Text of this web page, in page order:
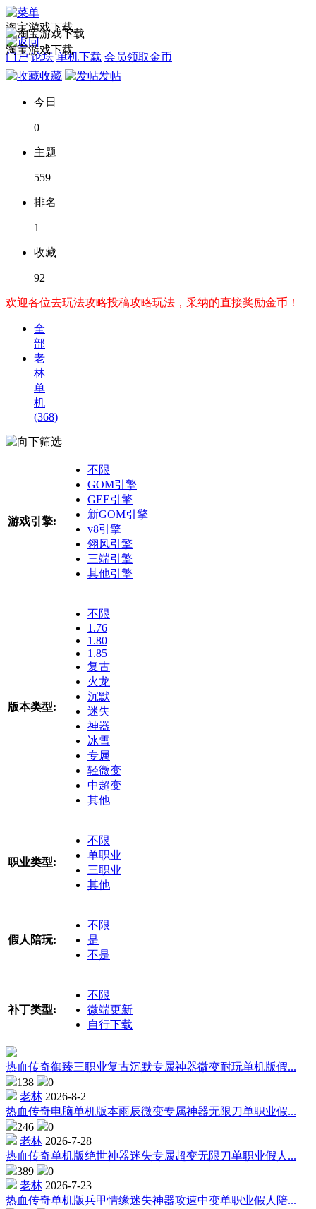
淘宝游戏下载
门户 论坛 单机下载 会员领取金币
淘宝游戏下载
收藏 发帖
今日
0
主题
559
排名
1
收藏
92
欢迎各位去玩法攻略投稿攻略玩法，采纳的直接奖励金币！
全
部
老
林
单
机
(368)
筛选
游戏引擎:
不限
GOM引擎
GEE引擎
新GOM引擎
v8引擎
翎风引擎
三端引擎
其他引擎
版本类型:
不限
1.76
1.80
1.85
复古
火龙
沉默
迷失
神器
冰雪
专属
轻微变
中超变
其他
职业类型:
不限
单职业
三职业
其他
假人陪玩:
不限
是
不是
补丁类型:
不限
微端更新
自行下载
热血传奇御臻三职业复古沉默专属神器微变耐玩单机版假...
138
0
老林 2026-8-2
热血传奇电脑单机版本雨辰微变专属神器无限刀单职业假...
246
0
老林 2026-7-28
热血传奇单机版绝世神器迷失专属超变无限刀单职业假人...
389
0
老林 2026-7-23
热血传奇单机版兵甲情缘迷失神器攻速中变单职业假人陪...